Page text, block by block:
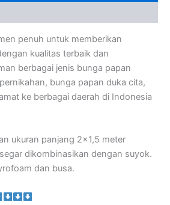
penuh untuk memberikan
kualitas terbaik dan
berbagai jenis bunga papan
bunga papan duka cita,
ke berbagai daerah di Indonesia
ukuran panjang 2×1,5 meter
dikombinasikan dengan suyok.
dan busa.